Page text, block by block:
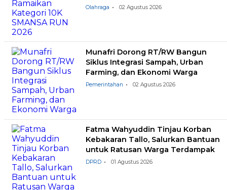
Olahraga 02 Agustus 2026
Munafri Dorong RT/RW Bangun
Siklus Integrasi Sampah, Urban
Farming, dan Ekonomi Warga
Pemerintahan 02 Agustus 2026
Fatma Wahyuddin Tinjau Korban
Kebakaran Tallo, Salurkan Bantuan
untuk Ratusan Warga Terdampak
DPRD 01 Agustus 2026